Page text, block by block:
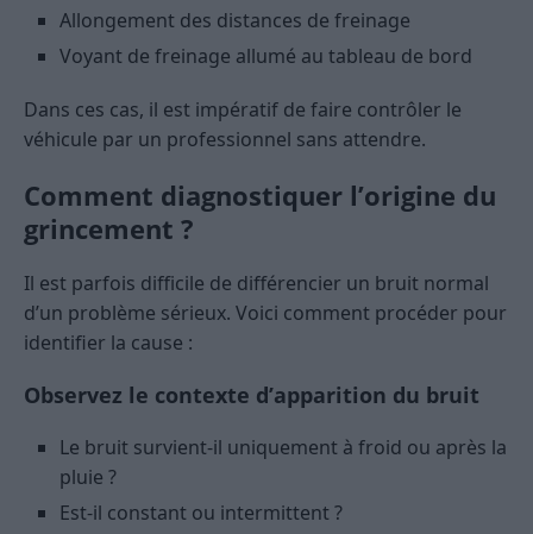
Allongement des distances de freinage
Voyant de freinage allumé au tableau de bord
Dans ces cas, il est impératif de faire contrôler le
véhicule par un professionnel sans attendre.
Comment diagnostiquer l’origine du
grincement ?
Il est parfois difficile de différencier un bruit normal
d’un problème sérieux. Voici comment procéder pour
identifier la cause :
Observez le contexte d’apparition du bruit
Le bruit survient-il uniquement à froid ou après la
pluie ?
Est-il constant ou intermittent ?